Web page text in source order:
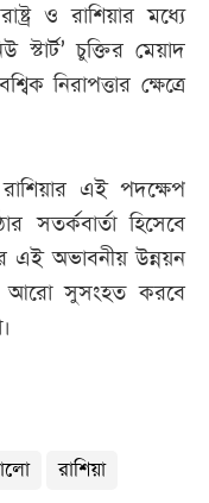
ও রাশিয়ার মধ্যে
স্টার্ট’ চুক্তির মেয়াদ
নিরাপত্তার ক্ষেত্রে
রাশিয়ার এই পদক্ষেপ
হিসেবে
এই অভাবনীয় উন্নয়ন
আরো সুসংহত করবে
রাশিয়া